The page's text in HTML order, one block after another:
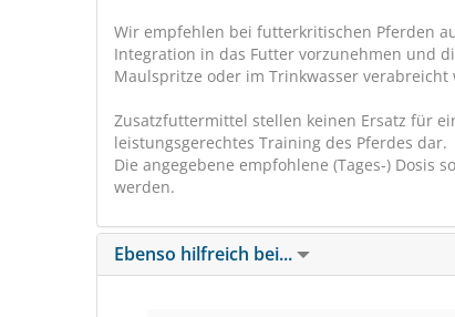
Wir empfehlen bei futterkritischen Pferden
Integration in das Futter vorzunehmen und
Maulspritze oder im Trinkwasser verabreicht
Zusatzfuttermittel stellen keinen Ersatz für
leistungsgerechtes Training des Pferdes dar.
Die angegebene empfohlene (Tages-)
werden.
Ebenso hilfreich bei...